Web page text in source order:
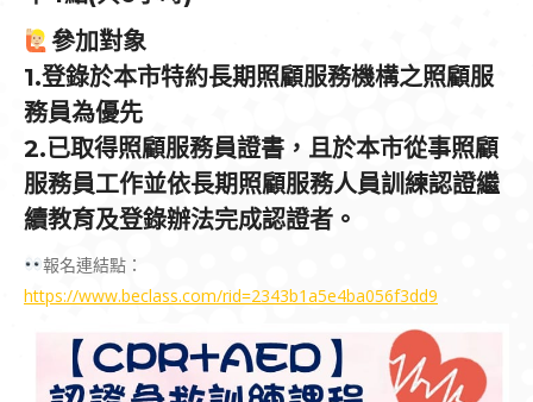
參加對象
1.登錄於本市特約長期照顧服務機構之照顧服
務員為優先
2.已取得照顧服務員證書，且於本市從事照顧
服務員工作並依長期照顧服務人員訓練認證繼
續教育及登錄辦法完成認證者。
報名連結點：
https://www.beclass.com/rid=2343b1a5e4ba056f3dd9